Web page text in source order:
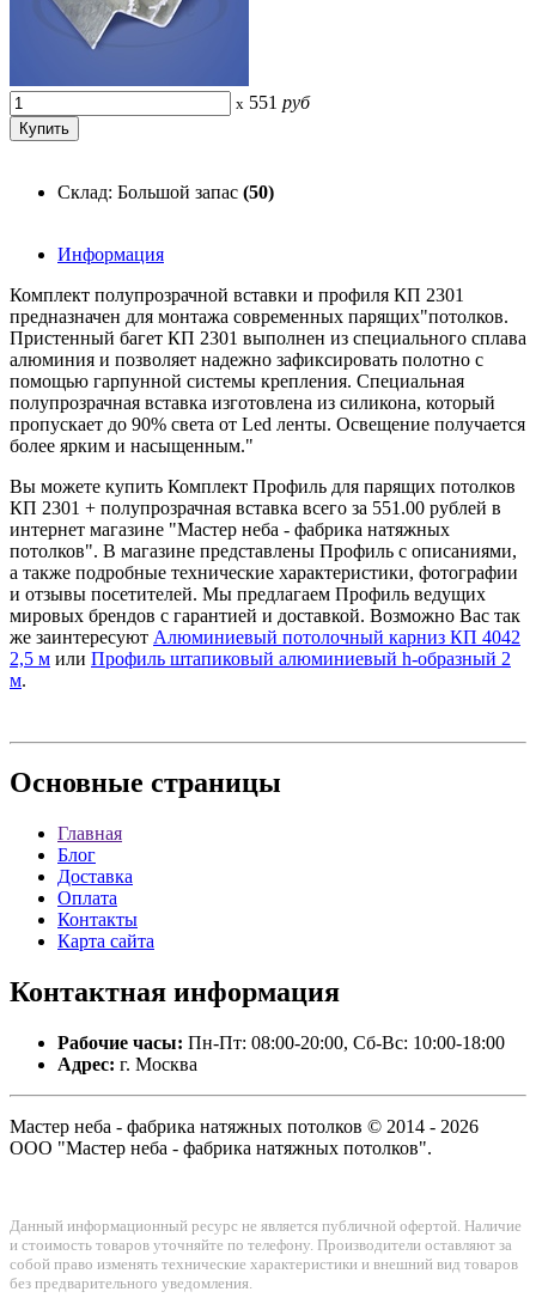
x 551 руб
Склад: Большой запас (50)
Информация
Комплект полупрозрачной вставки и профиля КП 2301
предназначен для монтажа современных парящих"потолков.
Пристенный багет КП 2301 выполнен из специального сплава
алюминия и позволяет надежно зафиксировать полотно с
помощью гарпунной системы крепления. Специальная
полупрозрачная вставка изготовлена из силикона, который
пропускает до 90% света от Led ленты. Освещение получается
более ярким и насыщенным."
Вы можете купить Комплект Профиль для парящих потолков
КП 2301 + полупрозрачная вставка всего за 551.00 рублей в
интернет магазине "Мастер неба - фабрика натяжных
потолков". В магазине представлены Профиль с описаниями,
а также подробные технические характеристики, фотографии
и отзывы посетителей. Мы предлагаем Профиль ведущих
мировых брендов с гарантией и доставкой. Возможно Вас так
же заинтересуют Алюминиевый потолочный карниз КП 4042
2,5 м или Профиль штапиковый алюминиевый h-образный 2
м.
Основные страницы
Главная
Блог
Доставка
Оплата
Контакты
Карта сайта
Контактная информация
Рабочие часы: Пн-Пт: 08:00-20:00, Сб-Вс: 10:00-18:00
Адрес: г. Москва
Мастер неба - фабрика натяжных потолков © 2014 - 2026
ООО "Мастер неба - фабрика натяжных потолков".
Данный информационный ресурс не является публичной офертой. Наличие
и стоимость товаров уточняйте по телефону. Производители оставляют за
собой право изменять технические характеристики и внешний вид товаров
без предварительного уведомления.